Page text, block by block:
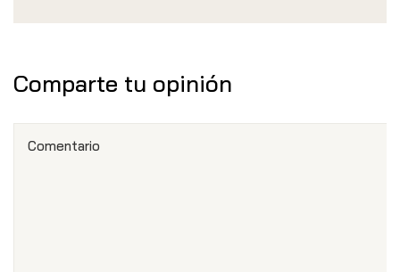
Comparte tu opinión
Comentario